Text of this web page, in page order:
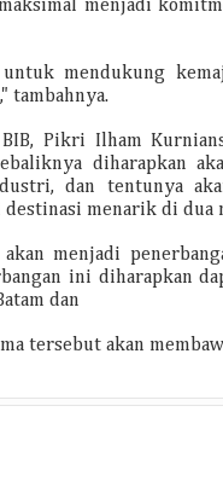
menjadi
mendukung
tambahnya.
Pikri Ilham
diharapkan
dan tentunya
menarik di dua
menjadi
ini diharapkan
dan
tersebut akan